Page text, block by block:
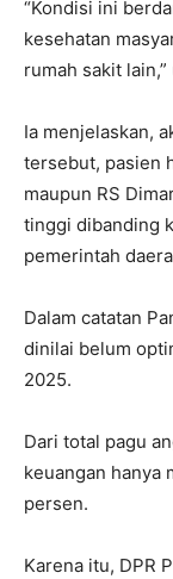
“Kondisi ini
kesehatan
rumah sakit lain,”
Ia menjelaskan,
tersebut, pasien
maupun RS
tinggi dibanding
pemerintah
Dalam catatan
dinilai belum
2025.
Dari total pagu
keuangan hanya
persen.
Karena itu, DPR